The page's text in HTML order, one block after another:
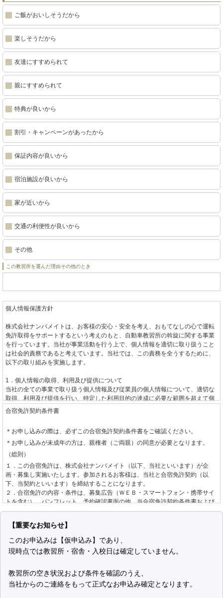
ご飯がおいしそうだから
楽しそうだから
友達にすすめられて
親にすすめられて
特典が良いから
割引・キャンペーンがあったから
保証内容が良いから
宿泊施設が良いから
家が近いから
交通の利便性が良いから
その他
この教習所を選んだ理由その他のとき
個人情報保護方針
株式会社ナンバメイトは、お客様の安心・安全を考え、おもてなしの心で運転
免許取得をサポートするという考えのもと、自動車教習所の斡旋に関する事業
を行っています。当社が事業活動を行う上で、個人情報を適切に取り扱うこと
は社会的責務であると考えています。当社では、この責務を全うするために、
以下の取り組みを実施します。
1．個人情報の取得、利用及び提供について
当社の全ての事業で取り扱う個人情報及び従業員の個人情報について、適切な
取得、利用及び提供を行い、特定した利用目的の達成に必要な範囲を超えて個
人情報を取り扱うことはありません。利用目的を超えて個人情報の取り扱いを
2．個人情報に関する法令や指針、規範について
個人情報に関する法令・国が定める指針その他の規範を守ります。
3．個人情報の安全管理について
個人情報への不正アクセスや、個人情報の漏えい、紛失、破壊、改ざん等に対
して、合理的な防止並びに是正措置を行います。
4．個人情報に関する苦情及び相談について
5．個人情報保護の取り組み（個人情報保護マネジメントシステム）について
す。
制定日 2001年6月1日
株式会社ナンバメイト
代表取締役 時野 学
合宿免許契約条件書
＊お申し込みの際は、必ずこの合宿免許契約条件書をご確認ください。
＊お申し込みが未成年の方は、親権者（ご両親）の同意が必要となります。
（総則）
１．この合宿免許は、株式会社ナンバメイト（以下、当社といいます）が企
画・募集し実施いたします。参加されるお客様は、当社と合宿免許契約（以
下、当契約といいます）を締結することになります。
２．合宿免許の内容・条件は、募集広告（ＷＥＢ・スマートフォン・携帯サイ
トを含む）、パンフレット、予約確認書面の他、当合宿免許契約条件書および
標準旅行業約款募集企画旅行契約の部によります。
（お申し込みとご契約の成立）
の希望を承り、道路交通法、自動車教習所個別規約、空席状況を確認し、当社
が手配を承諾する旨をお客様へ回答した後、お客様からお申し込みをいただき
ただきます。
２．お申し込み後、当社が指定する期日までにお客様が申込金または教習料金
全額をお支払いいただいた場合に当契約の成立として取り扱います。「お客様
【重要なお知らせ】
このお申込みは【仮申込み】であり、
現時点では教習所・宿舎・入校日は確定していません。
教習所の空き状況および条件を確認のうえ、
当社からのご連絡をもって正式なお申込み確定となります。